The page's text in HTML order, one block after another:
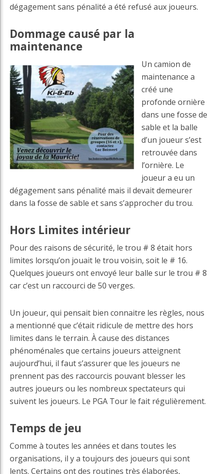
dégagement sans pénalité a été refusé aux joueurs.
Dommage causé par la
maintenance
Un camion de
maintenance a
créé une
profonde ornière
dans une fosse de
sable et la balle
d’un joueur s’est
retrouvée dans
l’ornière. Le
joueur a eu un
dégagement sans pénalité mais il devait demeurer
dans la fosse de sable et sans s’approcher du trou.
Hors Limites intérieur
Pour des raisons de sécurité, le trou # 8 était hors
limites lorsqu’on jouait le trou voisin, soit le # 16.
Quelques joueurs ont envoyé leur balle sur le trou # 8
car c’est un raccourci de 50 verges.
Un joueur, qui pensait bien connaitre les règles, nous
a mentionné que c’était ridicule de mettre des hors
limites dans le terrain. À cause des distances
phénoménales que certains joueurs atteignent
aujourd’hui, il faut s’assurer que les joueurs ne
prennent pas des raccourcis pouvant blesser les
autres joueurs ou les nombreux spectateurs qui
suivent les joueurs. Le PGA Tour le fait régulièrement.
Temps de jeu
Comme à toutes les années et dans toutes les
organisations, il y a toujours des joueurs qui sont
lents. Certains ont des routines très élaborées,